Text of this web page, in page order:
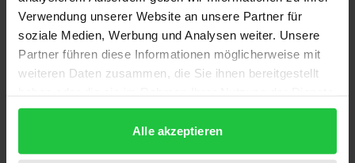
Verwendung unserer Website an unsere Partner für
soziale Medien, Werbung und Analysen weiter. Unsere
Partner führen diese Informationen möglicherweise mit
weiteren Daten zusammen, die Sie ihnen bereitgestellt
gesammelt haben.
Alle akzeptieren
Zur Auswahl